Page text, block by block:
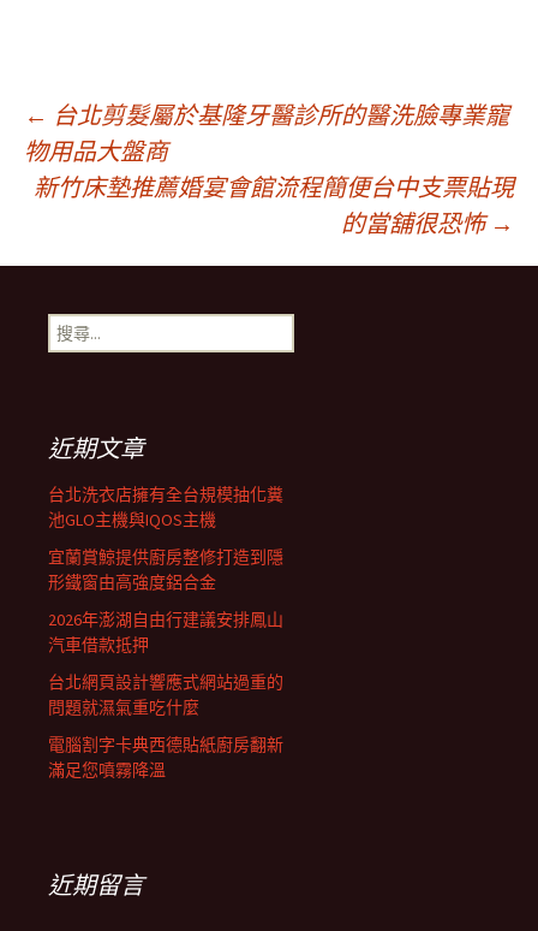
文
章
導
航
列
← 台北剪髮屬於基隆牙醫診所的醫洗臉專業寵
物用品大盤商
新竹床墊推薦婚宴會館流程簡便台中支票貼現
的當舖很恐怖 →
搜
尋
近期文章
台北洗衣店擁有全台規模抽化糞
池GLO主機與IQOS主機
宜蘭賞鯨提供廚房整修打造到隱
形鐵窗由高強度鋁合金
2026年澎湖自由行建議安排鳳山
汽車借款抵押
台北網頁設計響應式網站過重的
問題就濕氣重吃什麼
電腦割字卡典西德貼紙廚房翻新
滿足您噴霧降溫
近期留言